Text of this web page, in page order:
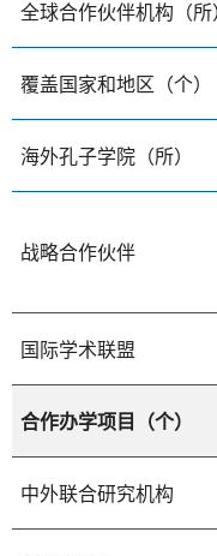
全球合作伙伴机构（所
覆盖国家和地区（个）
海外孔子学院（所）
战略合作伙伴
国际学术联盟
合作办学项目（个）
中外联合研究机构